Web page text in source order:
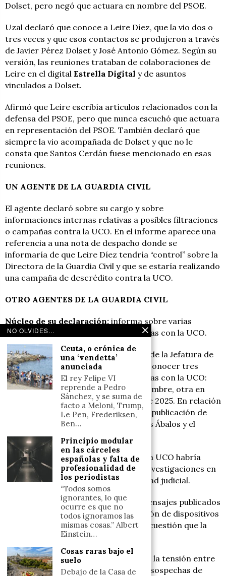
Dolset, pero negó que actuara en nombre del PSOE.
Uzal declaró que conoce a Leire Díez, que la vio dos o
tres veces y que esos contactos se produjeron a través
de Javier Pérez Dolset y José Antonio Gómez. Según su
versión, las reuniones trataban de colaboraciones de
Leire en el digital Estrella Digital y de asuntos
vinculados a Dolset.
Afirmó que Leire escribía artículos relacionados con la
defensa del PSOE, pero que nunca escuchó que actuara
en representación del PSOE. También declaró que
siempre la vio acompañada de Dolset y que no le
consta que Santos Cerdán fuese mencionado en esas
reuniones.
UN AGENTE DE LA GUARDIA CIVIL
El agente declaró sobre su cargo y sobre
informaciones internas relativas a posibles filtraciones
o campañas contra la UCO. En el informe aparece una
referencia a una nota de despacho donde se
informaría de que Leire Díez tendría “control” sobre la
Directora de la Guardia Civil y que se estaría realizando
una campaña de descrédito contra la UCO.
OTRO AGENTES DE LA GUARDIA CIVIL
Núcleo de su declaración: informa sobre varias
informaciones reservadas relacionadas con la UCO.
Este otro agentes declaró ser titular de la Jefatura de
Policía Judicial desde junio de 2023 y conocer tres
informaciones reservadas relacionadas con la UCO:
una a finales de 2024 o inicios de diciembre, otra en
mayo de 2025 y otra en septiembre de 2025. En relación
con la de mayo de 2025, la vincula a la publicación de
WhatsApp
entre José Luis Ábalos y el
presidente del Gobierno.
Su declaración recoge que el jefe de la UCO habría
indicado que no aportaría datos de investigaciones en
curso por instrucciones de la autoridad judicial.
También se menciona que algunos mensajes publicados
tenían fecha posterior a la intervención de dispositivos
por parte de la UCO, lo que ponía en cuestión que la
filtración procediera de esa unidad.
Su declaración permite escribir sobre la tensión entre
mandos, informaciones reservadas y sospechas de
NO OLVIDES...
Ceuta, o crónica de
una ‘vendetta’
anunciada
El rey Felipe VI
reprende a Pedro
Sánchez, y se suma de
facto a Meloni, Trump,
Le Pen, Frederiksen,
Ben…
Principio modular
en las cárceles
españolas y falta de
profesionalidad de
los periodistas
“Todos somos
ignorantes, lo que
ocurre es que no
todos ignoramos las
mismas cosas.” Albert
Einstein…
Cosas raras bajo el
suelo
Debajo de la Casa de